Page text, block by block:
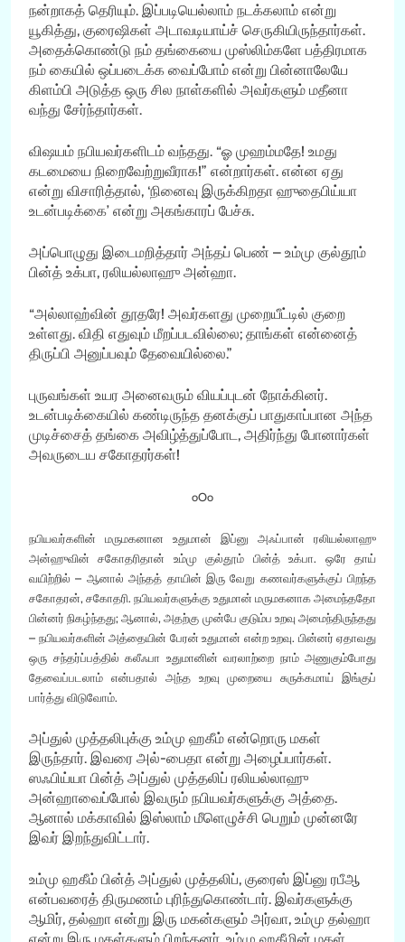
நன்றாகத் தெரியும். இப்படியெல்லாம் நடக்கலாம் என்று
யூகித்து, குரைஷிகள் அடாவடியாய்ச் செருகியிருந்தார்கள்.
அதைக்கொண்டு நம் தங்கையை முஸ்லிம்களே பத்திரமாக
நம் கையில் ஒப்படைக்க வைப்போம் என்று பின்னாலேயே
கிளம்பி அடுத்த ஒரு சில நாள்களில் அவர்களும் மதீனா
வந்து சேர்ந்தார்கள்.
விஷயம் நபியவர்களிடம் வந்தது. “ஓ முஹம்மதே! உமது
கடமையை நிறைவேற்றுவீராக!” என்றார்கள். என்ன ஏது
என்று விசாரித்தால், ‘நினைவு இருக்கிறதா ஹுதைபிய்யா
உடன்படிக்கை’ என்று அகங்காரப் பேச்சு.
அப்பொழுது இடைமறித்தார் அந்தப் பெண் – உம்மு குல்தூம்
பின்த் உக்பா, ரலியல்லாஹு அன்ஹா.
“அல்லாஹ்வின் தூதரே! அவர்களது முறையீட்டில் குறை
உள்ளது. விதி எதுவும் மீறப்படவில்லை; தாங்கள் என்னைத்
திருப்பி அனுப்பவும் தேவையில்லை.”
புருவங்கள் உயர அனைவரும் வியப்புடன் நோக்கினர்.
உடன்படிக்கையில் கண்டிருந்த தனக்குப் பாதுகாப்பான அந்த
முடிச்சைத் தங்கை அவிழ்த்துப்போட, அதிர்ந்து போனார்கள்
அவருடைய சகோதரர்கள்!
oOo
நபியவர்களின் மருமகனான உதுமான் இப்னு அஃப்பான் ரலியல்லாஹு
அன்ஹுவின் சகோதரிதான் உம்மு குல்தூம் பின்த் உக்பா. ஒரே தாய்
வயிற்றில் – ஆனால் அந்தத் தாயின் இரு வேறு கணவர்களுக்குப் பிறந்த
சகோதரன், சகோதரி. நபியவர்களுக்கு உதுமான் மருமகனாக அமைந்ததோ
பின்னர் நிகழ்ந்தது; ஆனால், அதற்கு முன்பே குடும்ப உறவு அமைந்திருந்தது
– நபியவர்களின் அத்தையின் பேரன் உதுமான் என்ற உறவு. பின்னர் ஏதாவது
ஒரு சந்தர்ப்பத்தில் கலீஃபா உதுமானின் வரலாற்றை நாம் அணுகும்போது
தேவைப்படலாம் என்பதால் அந்த உறவு முறையை சுருக்கமாய் இங்குப்
பார்த்து விடுவோம்.
அப்துல் முத்தலிபுக்கு உம்மு ஹகீம் என்றொரு மகள்
இருந்தார். இவரை அல்-பைதா என்று அழைப்பார்கள்.
ஸஃபிய்யா பின்த் அப்துல் முத்தலிப் ரலியல்லாஹு
அன்ஹாவைப்போல் இவரும் நபியவர்களுக்கு அத்தை.
ஆனால் மக்காவில் இஸ்லாம் மீளெழுச்சி பெறும் முன்னரே
இவர் இறந்துவிட்டார்.
உம்மு ஹகீம் பின்த் அப்துல் முத்தலிப், குரைஸ் இப்னு ரபீஆ
என்பவரைத் திருமணம் புரிந்துகொண்டார். இவர்களுக்கு
ஆமிர், தல்ஹா என்று இரு மகன்களும் அர்வா, உம்மு தல்ஹா